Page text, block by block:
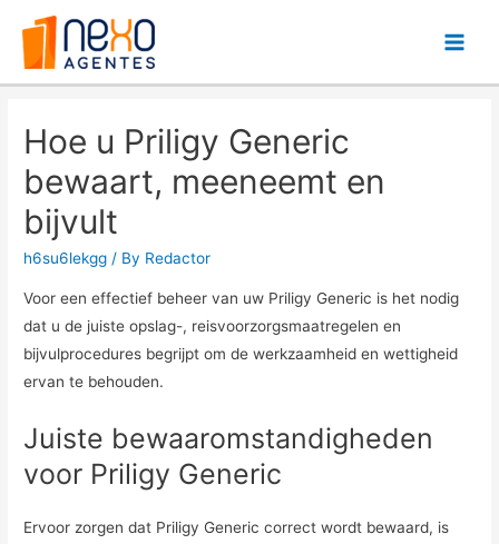
Main
Hoe u Priligy Generic
bewaart, meeneemt en
bijvult
h6su6lekgg / By Redactor
Voor een effectief beheer van uw Priligy Generic is het nodig
dat u de juiste opslag-, reisvoorzorgsmaatregelen en
bijvulprocedures begrijpt om de werkzaamheid en wettigheid
ervan te behouden.
Juiste bewaaromstandigheden
voor Priligy Generic
Ervoor zorgen dat Priligy Generic correct wordt bewaard, is